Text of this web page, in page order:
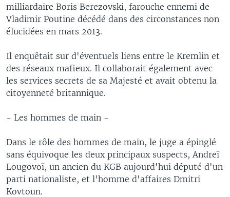
milliardaire Boris Berezovski, farouche ennemi de
Vladimir Poutine décédé dans des circonstances non
élucidées en mars 2013.
Il enquêtait sur d'éventuels liens entre le Kremlin et
des réseaux mafieux. Il collaborait également avec
les services secrets de sa Majesté et avait obtenu la
citoyenneté britannique.
- Les hommes de main -
Dans le rôle des hommes de main, le juge a épinglé
sans équivoque les deux principaux suspects, Andreï
Lougovoï, un ancien du KGB aujourd'hui député d'un
parti nationaliste, et l'homme d'affaires Dmitri
Kovtoun.